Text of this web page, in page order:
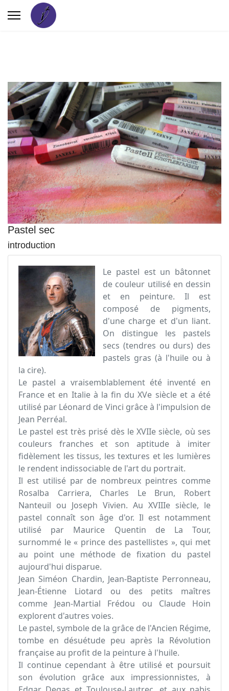
Pastel sec
introduction
Le pastel est un bâtonnet
de couleur utilisé en dessin
et en peinture. Il est
composé de pigments,
d'une charge et d'un liant.
On distingue les pastels
secs (tendres ou durs) des
pastels gras (à l'huile ou à
la cire).
Le pastel a vraisemblablement été inventé en
France et en Italie à la fin du XVe siècle et a été
utilisé par Léonard de Vinci grâce à l'impulsion de
Jean Perréal.
Le pastel est très prisé dès le XVIIe siècle, où ses
couleurs franches et son aptitude à imiter
fidèlement les tissus, les textures et les lumières
le rendent indissociable de l'art du portrait.
Il est utilisé par de nombreux peintres comme
Rosalba Carriera, Charles Le Brun, Robert
Nanteuil ou Joseph Vivien. Au XVIIIe siècle, le
pastel connaît son âge d'or. Il est notamment
utilisé par Maurice Quentin de La Tour,
surnommé le « prince des pastellistes », qui met
au point une méthode de fixation du pastel
aujourd'hui disparue.
Jean Siméon Chardin, Jean-Baptiste Perronneau,
Jean-Étienne Liotard ou des petits maîtres
comme Jean-Martial Frédou ou Claude Hoin
explorent d'autres voies.
Le pastel, symbole de la grâce de l'Ancien Régime,
tombe en désuétude peu après la Révolution
française au profit de la peinture à l'huile.
Il continue cependant à être utilisé et poursuit
son évolution grâce aux impressionnistes, à